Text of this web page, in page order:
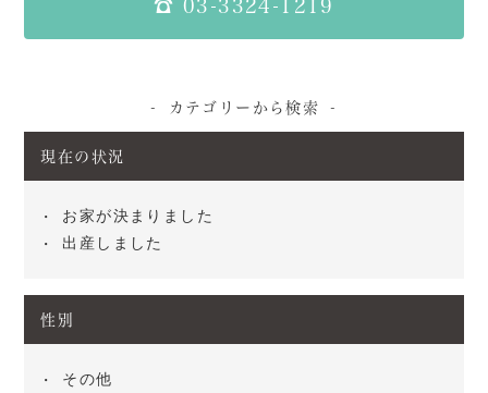
☎ 03-3324-1219
カテゴリーから検索
現在の状況
お家が決まりました
出産しました
性別
その他